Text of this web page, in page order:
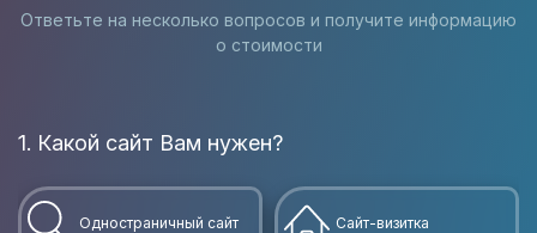
Ответьте на несколько вопросов и получите информацию
о стоимости
1. Какой сайт Вам нужен?
Одностраничный сайт Сайт-визитка